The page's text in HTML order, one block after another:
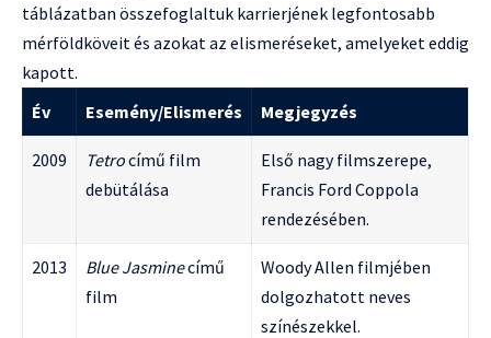
táblázatban összefoglaltuk karrierjének legfontosabb
mérföldköveit és azokat az elismeréseket, amelyeket eddig
kapott.
Év
Esemény/Elismerés Megjegyzés
2009 Tetrocímű film
debütálása
Első nagy filmszerepe,
Francis Ford Coppola
rendezésében.
2013 Blue Jasminecímű
film
Woody Allen filmjében
dolgozhatott neves
színészekkel.